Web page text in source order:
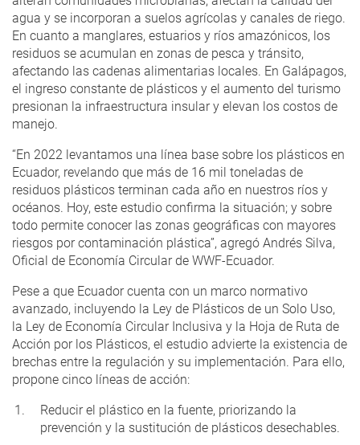
agua y se incorporan a suelos agrícolas y canales de riego.
En cuanto a manglares, estuarios y ríos amazónicos, los
residuos se acumulan en zonas de pesca y tránsito,
afectando las cadenas alimentarias locales. En Galápagos,
el ingreso constante de plásticos y el aumento del turismo
presionan la infraestructura insular y elevan los costos de
manejo.
“En 2022 levantamos una línea base sobre los plásticos en
Ecuador, revelando que más de 16 mil toneladas de
residuos plásticos terminan cada año en nuestros ríos y
océanos. Hoy, este estudio confirma la situación; y sobre
todo permite conocer las zonas geográficas con mayores
riesgos por contaminación plástica”, agregó Andrés Silva,
Oficial de Economía Circular de WWF-Ecuador.
Pese a que Ecuador cuenta con un marco normativo
avanzado, incluyendo la Ley de Plásticos de un Solo Uso,
la Ley de Economía Circular Inclusiva y la Hoja de Ruta de
Acción por los Plásticos, el estudio advierte la existencia de
brechas entre la regulación y su implementación. Para ello,
propone cinco líneas de acción:
Reducir el plástico en la fuente, priorizando la
prevención y la sustitución de plásticos desechables.